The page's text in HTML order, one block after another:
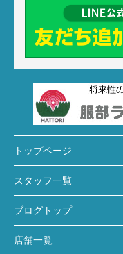
トップページ
スタッフ一覧
ブログトップ
店舗一覧